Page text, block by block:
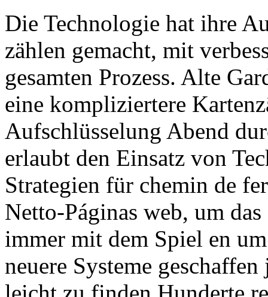
Die Technologie hat ihre
zählen gemacht, mit
gesamten Prozess. Alte
eine kompliziertere
Aufschlüsselung Abend
erlaubt den Einsatz von
Strategien für chemin de
Netto-Páginas web, um
immer mit dem Spiel en
neuere Systeme